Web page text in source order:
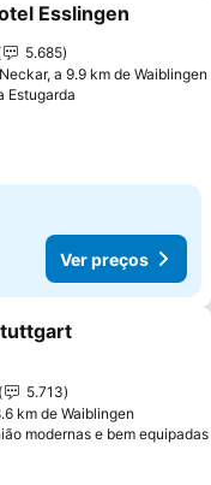
aos favoritos
Esslingen
5.685
a 9.9 km de Waiblingen
Estugarda
Ver preços
aos favoritos
5.713
km de Waiblingen
modernas e bem equipadas